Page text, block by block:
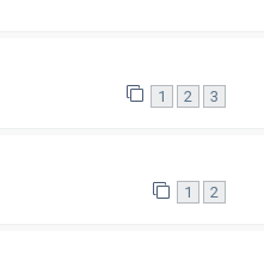
1 2 3
1 2